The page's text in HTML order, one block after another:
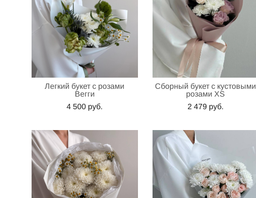
Легкий букет с розами
Вегги
4 500 pуб.
Сборный букет с кустовыми
розами XS
2 479 pуб.